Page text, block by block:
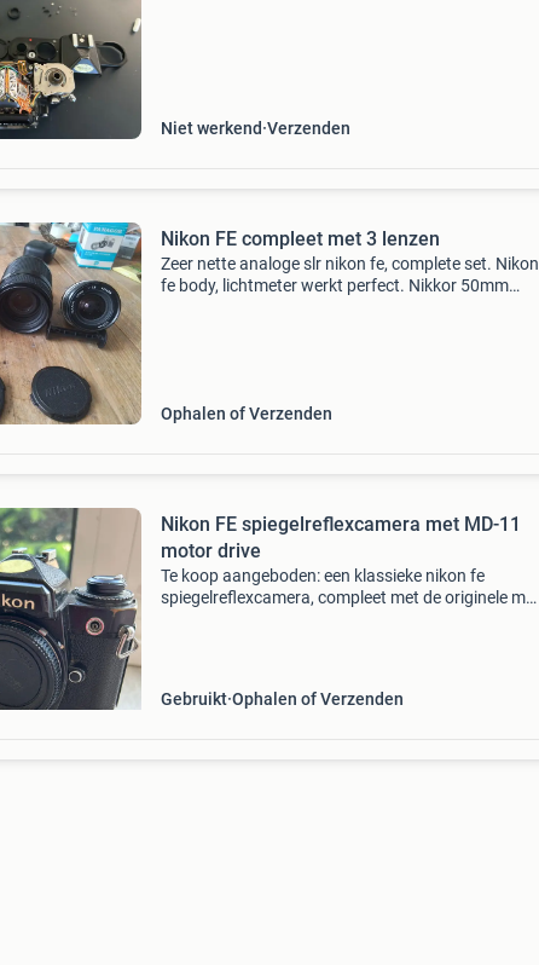
Niet werkend Verzenden
Nikon FE compleet met 3 lenzen
Zeer nette analoge slr nikon fe, complete set. Nikon
fe body, lichtmeter werkt perfect. Nikkor 50mm
Ophalen of Verzenden
Nikon FE spiegelreflexcamera met MD-11
motor drive
Te koop aangeboden: een klassieke nikon fe
spiegelreflexcamera, compleet met de originele md-
Gebruikt Ophalen of Verzenden